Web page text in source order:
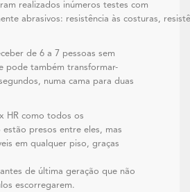
realizados inúmeros testes com
abrasivos: resistência às costuras,
de 6 a 7 pessoas sem
pode também transformar-
numa cama para duas
HR como todos os
presos entre eles, mas
em qualquer piso, graças
de última geração que não
escorregarem.